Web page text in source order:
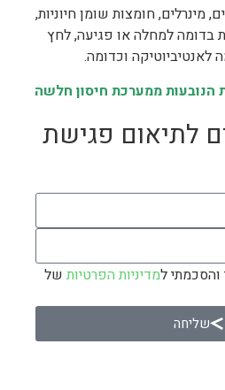
מינרלים, חומצות שומן חיוניות,
בדומה למחלה או פגיעה, לחץ
לאנטיביוטיקה וכדומה.
הנובעות ממערכת חיסון חלשה
לתיאום פגישת
למדיניות הפרטיות של
שליחה